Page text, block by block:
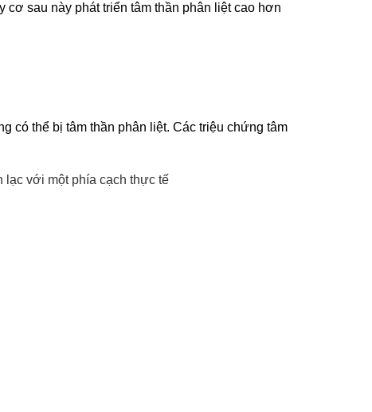
sau này phát triển tâm thần phân liệt cao hơn
có thể bị tâm thần phân liệt. Các triệu chứng tâm
lạc với một phía cạch thực tế